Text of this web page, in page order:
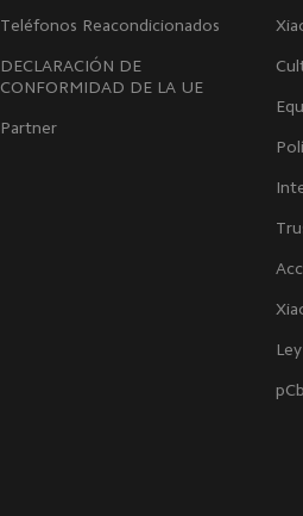
Teléfonos Reacondicionados
DECLARACIÓN DE
CONFORMIDAD DE LA UE
Partner